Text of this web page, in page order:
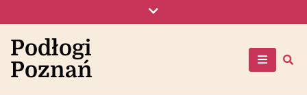
to
content
Podłogi
Poznań